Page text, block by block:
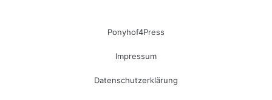
Ponyhof4Press
Impressum
Datenschutzerklärung